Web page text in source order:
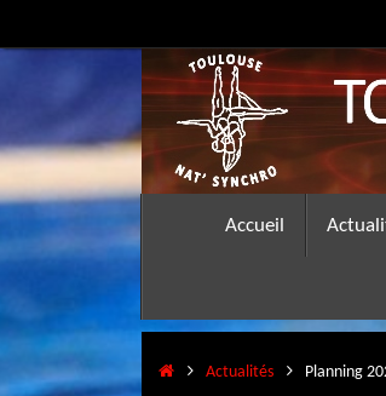
contenu
Accueil
AccueilActualités Planning